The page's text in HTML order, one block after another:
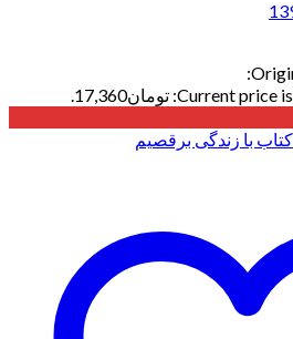
Original price was:
Current price is: تومان17,360.